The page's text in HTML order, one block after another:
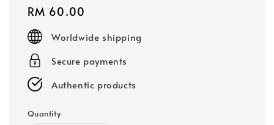
Regular
price
RM 60.00
Worldwide shipping
Secure payments
Authentic products
Quantity